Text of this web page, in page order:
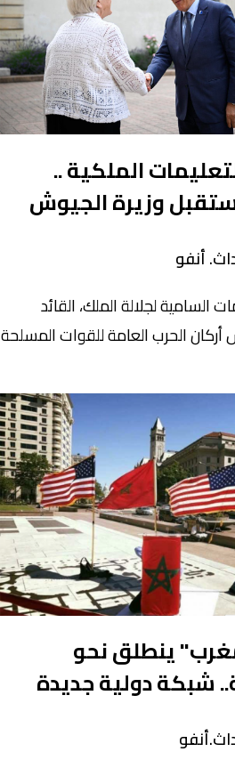
الملكية ..
وزيرة الجيوش
أنفو
السامية لجلالة الملك، القائد
أركان الحرب العامة للقوات المسلحة
الحكومة، المكلف بإدارة الدفاع
الفريق أول، المفتش العام للقوات
وقائد المنطقة الجنوبية، اليوم
الإدارة، السيدة كاترين فوتران،
وقدماء المحاربين بالجمهورية
تقوم […]
ينطلق نحو
شبكة دولية جديدة
والشراكات من